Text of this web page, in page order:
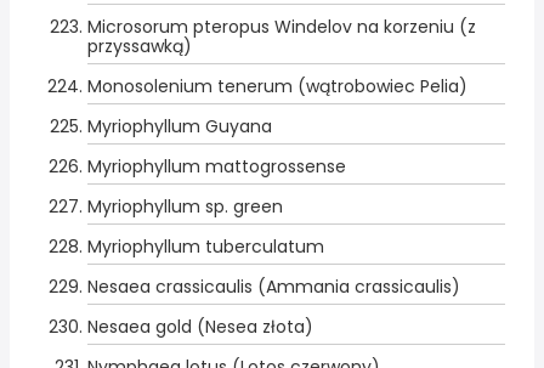
Microsorum pteropus Windelov na korzeniu (z
przyssawką)
Monosolenium tenerum (wątrobowiec Pelia)
Myriophyllum Guyana
Myriophyllum mattogrossense
Myriophyllum sp. green
Myriophyllum tuberculatum
Nesaea crassicaulis (Ammania crassicaulis)
Nesaea gold (Nesea złota)